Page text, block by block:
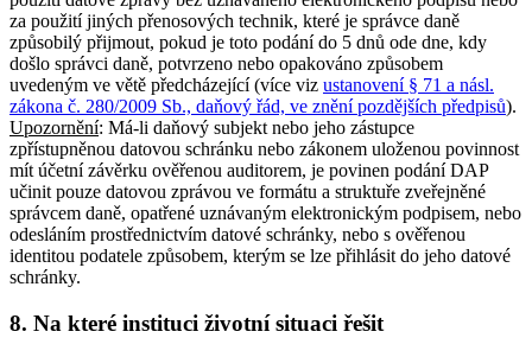
za použití jiných přenosových technik, které je správce daně
způsobilý přijmout, pokud je toto podání do 5 dnů ode dne, kdy
došlo správci daně, potvrzeno nebo opakováno způsobem
uvedeným ve větě předcházející (více viz ustanovení § 71 a násl.
zákona č. 280/2009 Sb., daňový řád, ve znění pozdějších předpisů).
Upozornění: Má-li daňový subjekt nebo jeho zástupce
zpřístupněnou datovou schránku nebo zákonem uloženou povinnost
mít účetní závěrku ověřenou auditorem, je povinen podání DAP
učinit pouze datovou zprávou ve formátu a struktuře zveřejněné
správcem daně, opatřené uznávaným elektronickým podpisem, nebo
odesláním prostřednictvím datové schránky, nebo s ověřenou
identitou podatele způsobem, kterým se lze přihlásit do jeho datové
schránky.
8. Na které instituci životní situaci řešit